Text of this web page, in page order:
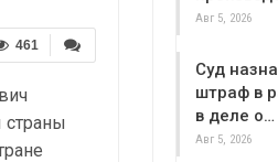
461
страны
Авг 5, 2026
Суд
штраф в
в деле о…
Авг 5, 2026